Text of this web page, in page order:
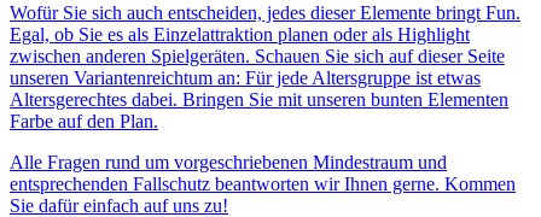
Wofür Sie sich auch entscheiden, jedes dieser Elemente bringt Fun.
Egal, ob Sie es als Einzelattraktion planen oder als Highlight
zwischen anderen Spielgeräten. Schauen Sie sich auf dieser Seite
unseren Variantenreichtum an: Für jede Altersgruppe ist etwas
Altersgerechtes dabei. Bringen Sie mit unseren bunten Elementen
Farbe auf den Plan.
Alle Fragen rund um vorgeschriebenen Mindestraum und
entsprechenden Fallschutz beantworten wir Ihnen gerne. Kommen
Sie dafür einfach auf uns zu!